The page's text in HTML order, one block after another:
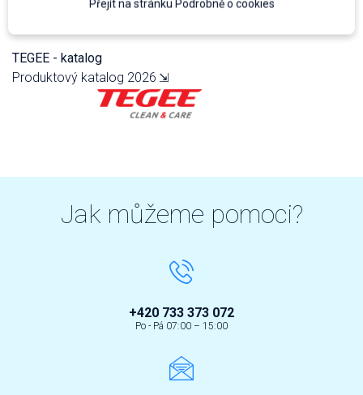
TEGEE - katalog
Produktový katalog 2026 ⇲
Jak můžeme pomoci?
+420 733 373 072
Po - Pá 07:00 – 15:00
Přejít na stránku Podrobně o cookies